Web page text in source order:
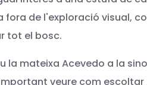
de l'exploració visual,
tot el bosc.
mateixa Acevedo a la
veure com escoltar